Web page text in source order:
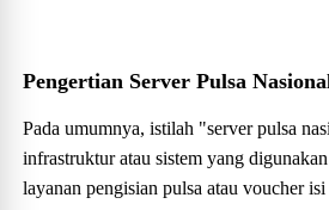
Pengertian Server Pulsa
Pada umumnya, istilah "server pulsa
infrastruktur atau sistem yang
layanan pengisian pulsa atau voucher